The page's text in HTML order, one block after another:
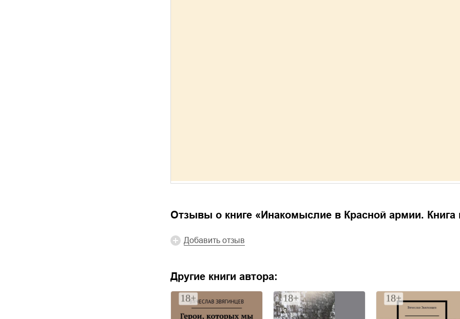
Отзывы о книге « Инакомыслие в Красной армии. Книга
Добавить отзыв
Другие книги автора: